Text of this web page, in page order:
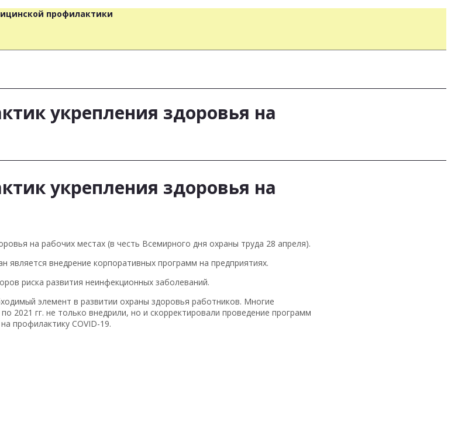
профилактики
укрепления здоровья на
укрепления здоровья на
на рабочих местах (в честь Всемирного дня охраны труда 28 апреля).
внедрение корпоративных программ на предприятиях.
риска развития неинфекционных заболеваний.
элемент в развитии охраны здоровья работников. Многие
2021 гг. не только внедрили, но и скорректировали проведение программ
профилактику COVID-19.